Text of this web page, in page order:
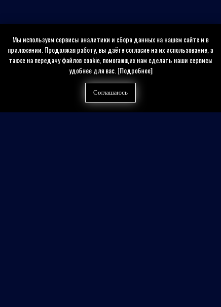
Мы используем сервисы аналитики и сбора данных на нашем сайте и в
приложении. Продолжая работу, вы даёте согласие на их использование, а
также на передачу файлов cookie, помогающих нам сделать наши сервисы
удобнее для вас.[Подробнее]
Соглашаюсь